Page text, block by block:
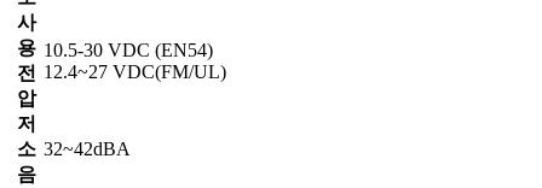
사
용
전
압
10.5-30 VDC (EN54)
12.4~27 VDC(FM/UL)
저
소
음
32~42dBA